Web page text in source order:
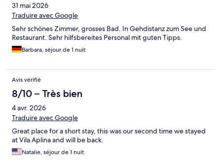
31 mai 2026
Traduire avec Google
Sehr schönes Zimmer, grosses Bad. In Gehdistanz zum See und
Restaurant. Sehr hilfsbereites Personal mit guten Tipps.
Barbara, séjour de 1 nuit
Avis vérifié
8/10 – Très bien
4 avr. 2026
Traduire avec Google
Great place for a short stay, this was our second time we stayed
at Vila Aplina and will be back.
Natalie, séjour de 1 nuit